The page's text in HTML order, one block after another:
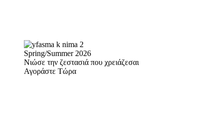
Spring/Summer 2026
Νιώσε την ζεστασιά που χρειάζεσαι
Αγοράστε Τώρα